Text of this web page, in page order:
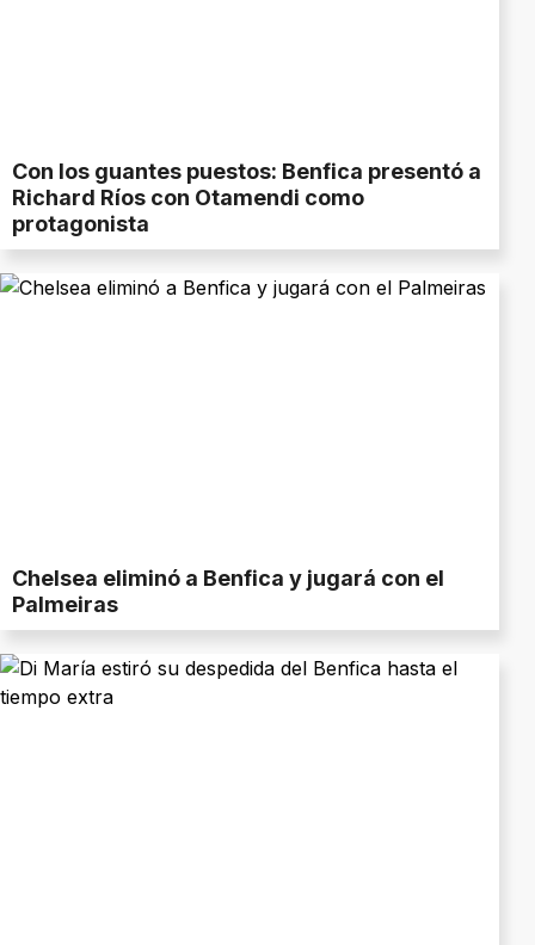
Con los guantes puestos: Benfica presentó a
Richard Ríos con Otamendi como
protagonista
Chelsea eliminó a Benfica y jugará con el
Palmeiras